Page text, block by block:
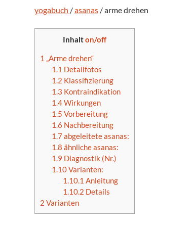
yogabuch /asanas/ arme drehen
Inhalton/off
1 „Arme drehen“
1.1 Detailfotos
1.2 Klassifizierung
1.3 Kontraindikation
1.4Wirkungen
1.5 Vorbereitung
1.6 Nachbereitung
1.7abgeleitete asanas:
1.8 ähnliche asanas:
1.9 Diagnostik (Nr.)
1.10Varianten:
1.10.1 Anleitung
1.10.2 Details
2 Varianten